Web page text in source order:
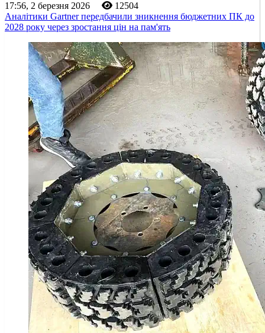
17:56, 2 березня 2026
12504
Аналітики Gartner передбачили зникнення бюджетних ПК до
2028 року через зростання цін на пам'ять